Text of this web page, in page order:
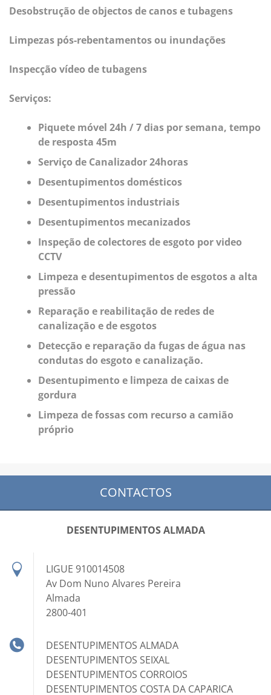
Desobstrução de objectos de canos e tubagens
Limpezas pós-rebentamentos ou inundações
Inspecção vídeo de tubagens
Serviços:
Piquete móvel 24h / 7 dias por semana, tempo
de resposta 45m
Serviço de Canalizador 24horas
Desentupimentos domésticos
Desentupimentos industriais
Desentupimentos mecanizados
Inspeção de colectores de esgoto por video
CCTV
Limpeza e desentupimentos de esgotos a alta
pressão
Reparação e reabilitação de redes de
canalização e de esgotos
Detecção e reparação da fugas de água nas
condutas do esgoto e canalização.
Desentupimento e limpeza de caixas de
gordura
Limpeza de fossas com recurso a camião
próprio
CONTACTOS
DESENTUPIMENTOS ALMADA
LIGUE 910014508
Av Dom Nuno Alvares Pereira
Almada
2800-401
DESENTUPIMENTOS ALMADA
DESENTUPIMENTOS SEIXAL
DESENTUPIMENTOS CORROIOS
DESENTUPIMENTOS COSTA DA CAPARICA